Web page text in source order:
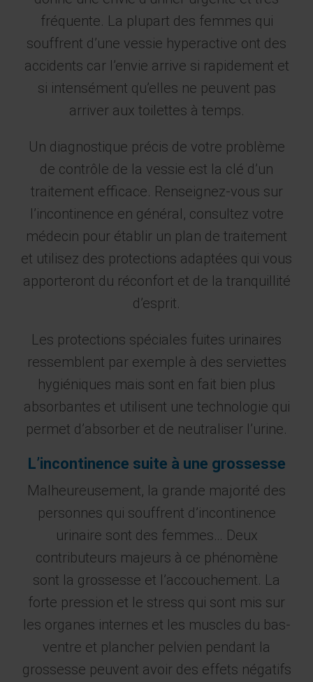
fréquente. La plupart des femmes qui
souffrent d’une vessie hyperactive ont des
accidents car l’envie arrive si rapidement et
si intensément qu’elles ne peuvent pas
arriver aux toilettes à temps.
Un diagnostique précis de votre problème
de contrôle de la vessie est la clé d’un
traitement efficace. Renseignez-vous sur
l’incontinence en général, consultez votre
médecin pour établir un plan de traitement
et utilisez des protections adaptées qui vous
apporteront du réconfort et de la tranquillité
d’esprit.
Les protections spéciales fuites urinaires
ressemblent par exemple à des serviettes
hygiéniques mais sont en fait bien plus
absorbantes et utilisent une technologie qui
permet d’absorber et de neutraliser l’urine.
L’incontinence suite à une grossesse
Malheureusement, la grande majorité des
personnes qui souffrent d’incontinence
urinaire sont des femmes… Deux
contributeurs majeurs à ce phénomène
sont la grossesse et l’accouchement. La
forte pression et le stress qui sont mis sur
les organes internes et les muscles du bas-
ventre et plancher pelvien pendant la
grossesse peuvent avoir des effets négatifs